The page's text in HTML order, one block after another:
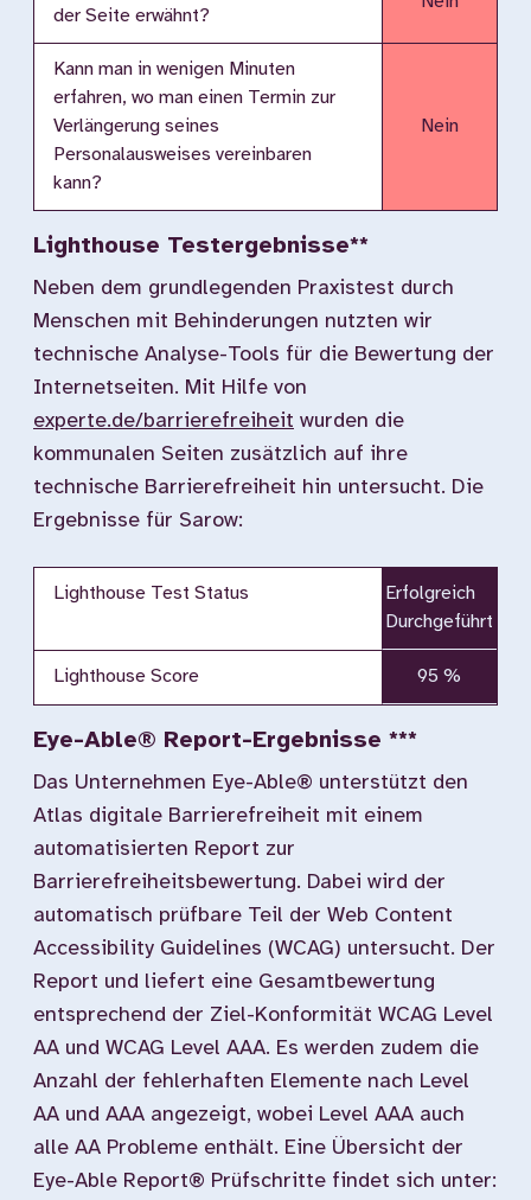
der Seite erwähnt?
Kann man in wenigen Minuten
erfahren, wo man einen Termin zur
Verlängerung seines
Personalausweises vereinbaren
kann?
Nein
Lighthouse Testergebnisse**
Neben dem grundlegenden Praxistest durch
Menschen mit Behinderungen nutzten wir
technische Analyse-Tools für die Bewertung der
Internetseiten. Mit Hilfe von
experte.de/barrierefreiheit wurden die
kommunalen Seiten zusätzlich auf ihre
technische Barrierefreiheit hin untersucht. Die
Ergebnisse für Sarow:
Lighthouse Test Status
Erfolgreich
Durchgeführt
Lighthouse Score 95 %
Eye-Able® Report-Ergebnisse ***
Das Unternehmen Eye-Able® unterstützt den
Atlas digitale Barrierefreiheit mit einem
automatisierten Report zur
Barrierefreiheitsbewertung. Dabei wird der
automatisch prüfbare Teil der Web Content
Accessibility Guidelines (WCAG) untersucht. Der
Report und liefert eine Gesamtbewertung
entsprechend der Ziel-Konformität WCAG Level
AA und WCAG Level AAA. Es werden zudem die
Anzahl der fehlerhaften Elemente nach Level
AA und AAA angezeigt, wobei Level AAA auch
alle AA Probleme enthält. Eine Übersicht der
Eye-Able Report® Prüfschritte findet sich unter: